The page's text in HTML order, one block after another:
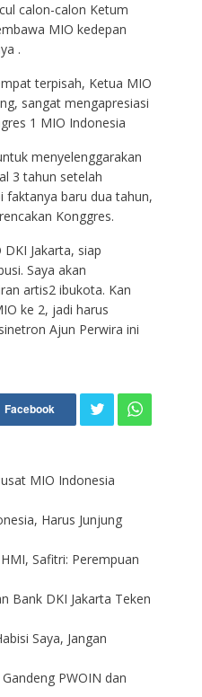
calon-calon Ketum
MIO kedepan
.
terpisah, Ketua MIO
sangat mengapresiasi
1 MIO Indonesia
menyelenggarakan
3 tahun setelah
faktanya baru dua tahun,
Konggres.
Jakarta, siap
Saya akan
artis2 ibukota. Kan
ke 2, jadi harus
Ajun Perwira ini
MIO Indonesia
Harus Junjung
Safitri: Perempuan
Bank DKI Jakarta Teken
Saya, Jangan
PWOIN dan